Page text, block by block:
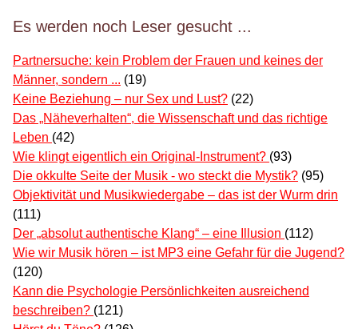
Es werden noch Leser gesucht ...
Partnersuche: kein Problem der Frauen und keines der
Männer, sondern ... (19)
Keine Beziehung – nur Sex und Lust? (22)
Das „Näheverhalten“, die Wissenschaft und das richtige
Leben (42)
Wie klingt eigentlich ein Original-Instrument? (93)
Die okkulte Seite der Musik - wo steckt die Mystik? (95)
Objektivität und Musikwiedergabe – das ist der Wurm drin
(111)
Der „absolut authentische Klang“ – eine Illusion (112)
Wie wir Musik hören – ist MP3 eine Gefahr für die Jugend?
(120)
Kann die Psychologie Persönlichkeiten ausreichend
beschreiben? (121)